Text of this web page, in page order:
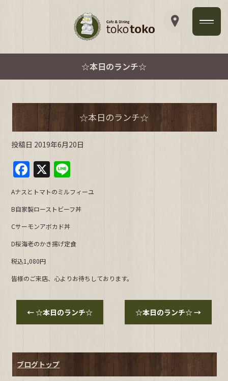
☆本日のランチ☆
☆本日のランチ☆
投稿日 2019年6月20日
F
a
c
e
b
o
o
k
X
n
e
Aナスとトマトのミルフィーユ
B自家製ローストビーフ丼
Cサーモンアボカド丼
D桜海老のかき揚げ定食
税込1,080円
皆様のご来店、心よりお待ちしております。
←☆本日のランチ☆ ☆本日のランチ☆→
ブログトップ